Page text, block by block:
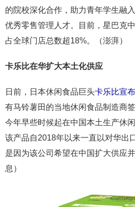
的院校深化合作，助力青年学生融
优秀零售管理人才。目前，星巴克
占全球门店总数超18%。（澎湃）
卡乐比在华扩大本土化供应
日前，日本休闲食品巨头卡乐比宣布
有马铃薯田的当地休闲食品制造商
今年早些时候起在中国本土生产休闲
该产品自2018年以来一直以对华出
是因为该公司希望在中国扩大供应
息）